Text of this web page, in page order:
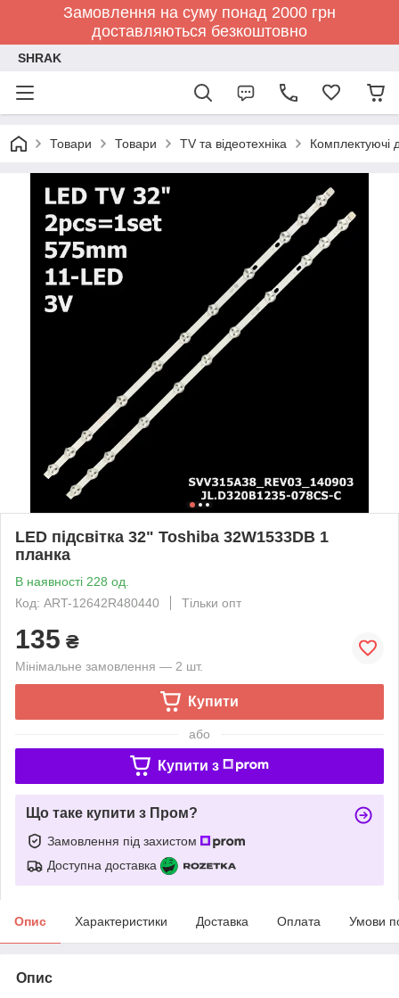
Замовлення на суму понад 2000 грн
доставляються безкоштовно
SHRAK
Товари Товари TV та відеотехніка Комплектуючі
LED підсвітка 32" Toshiba 32W1533DB 1
планка
В наявності 228 од.
Код: ART-12642R480440
Тільки опт
135 ₴
Мінімальне замовлення — 2 шт.
Купити
або
Купити з
Що таке купити з Пром?
Замовлення під захистом
Доступна доставка
Опис Характеристики Доставка Оплата Умови
Опис